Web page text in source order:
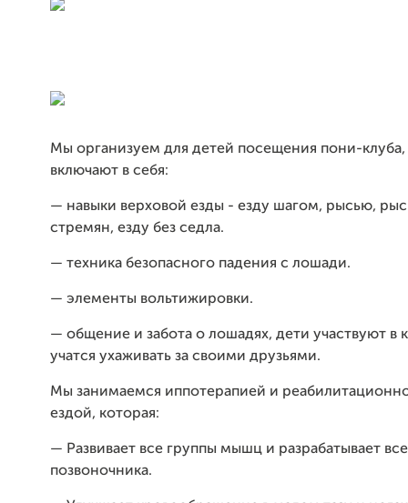
Мы организуем для детей посещения пони-
включают в себя:
— навыки верховой езды - езду шагом, рысью,
стремян, езду без седла.
— техника безопасного падения с лошади.
— элементы вольтижировки.
— общение и забота о лошадях, дети участвуют в
учатся ухаживать за своими друзьями.
Мы занимаемся иппотерапией и
ездой, которая:
— Развивает все группы мышц и разрабатывает
позвоночника.